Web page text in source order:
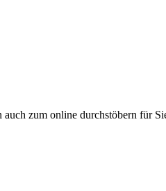
zum online durchstöbern für